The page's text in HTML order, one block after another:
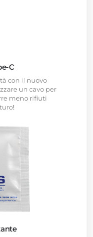
C
con il nuovo
un cavo per
meno rifiuti